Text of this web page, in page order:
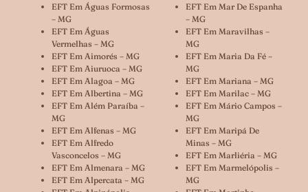
EFT Em Águas Formosas
– MG
EFT Em Águas
Vermelhas – MG
EFT Em Aimorés – MG
EFT Em Aiuruoca – MG
EFT Em Alagoa – MG
EFT Em Albertina – MG
EFT Em Além Paraíba –
MG
EFT Em Alfenas – MG
EFT Em Alfredo
Vasconcelos – MG
EFT Em Almenara – MG
EFT Em Alpercata – MG
EFT Em Mar De Espanha
– MG
EFT Em Maravilhas –
MG
EFT Em Maria Da Fé –
MG
EFT Em Mariana – MG
EFT Em Marilac – MG
EFT Em Mário Campos –
MG
EFT Em Maripá De
Minas – MG
EFT Em Marliéria – MG
EFT Em Marmelópolis –
MG